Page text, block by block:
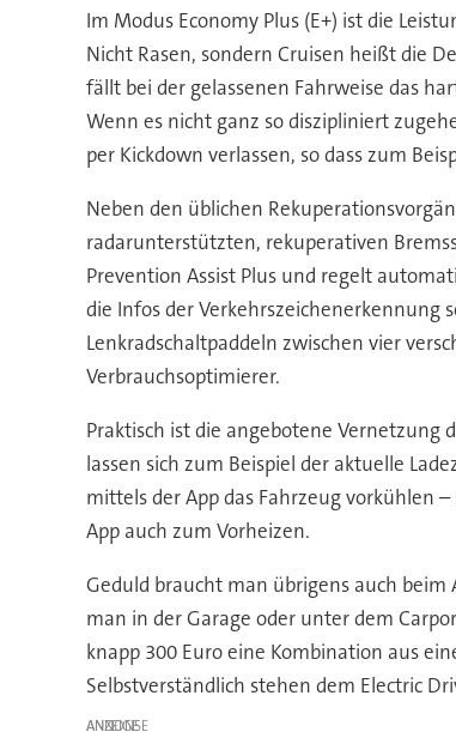
Im Modus Economy Plus (E+) ist die
Nicht Rasen, sondern Cruisen heißt die
fällt bei der gelassenen Fahrweise das
Wenn es nicht ganz so diszipliniert
per Kickdown verlassen, so dass zum
Neben den üblichen
radarunterstützten, rekuperativen
Prevention Assist Plus und regelt
die Infos der Verkehrszeichenerkennung
Lenkradschaltpaddeln zwischen vier
Verbrauchsoptimierer.
Praktisch ist die angebotene Vernetzung
lassen sich zum Beispiel der aktuelle
mittels der App das Fahrzeug vorkühlen
App auch zum Vorheizen.
Geduld braucht man übrigens auch beim
man in der Garage oder unter dem
knapp 300 Euro eine Kombination aus
Selbstverständlich stehen dem Electric
ANZEIGE